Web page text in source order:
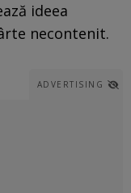
ideea
necontenit.
ADVERTISING